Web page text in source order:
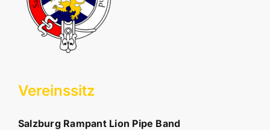
Vereinssitz
Salzburg Rampant Lion Pipe Band